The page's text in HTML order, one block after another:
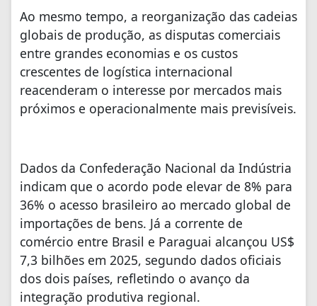
Ao mesmo tempo, a reorganização das cadeias
globais de produção, as disputas comerciais
entre grandes economias e os custos
crescentes de logística internacional
reacenderam o interesse por mercados mais
próximos e operacionalmente mais previsíveis.
Dados da Confederação Nacional da Indústria
indicam que o acordo pode elevar de 8% para
36% o acesso brasileiro ao mercado global de
importações de bens. Já a corrente de
comércio entre Brasil e Paraguai alcançou US$
7,3 bilhões em 2025, segundo dados oficiais
dos dois países, refletindo o avanço da
integração produtiva regional.